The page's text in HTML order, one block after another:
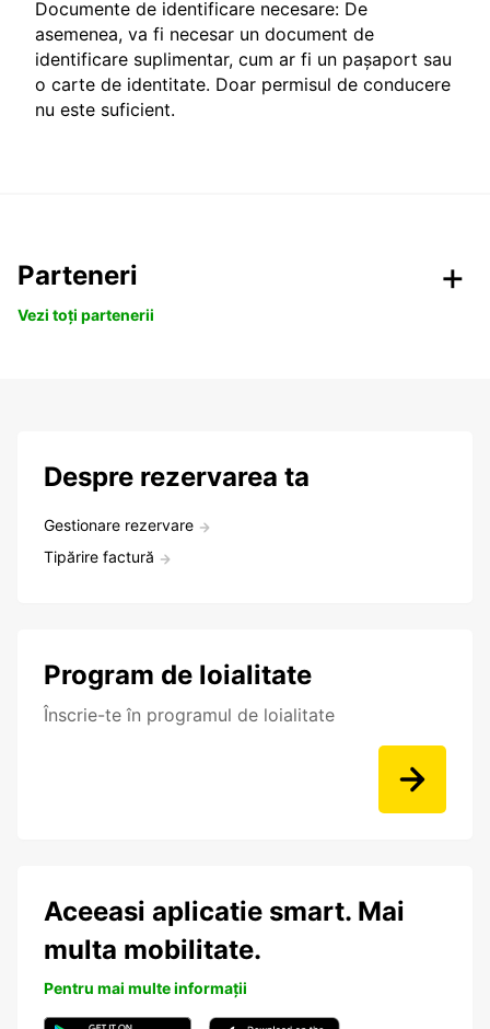
Documente de identificare necesare: De
asemenea, va fi necesar un document de
identificare suplimentar, cum ar fi un pașaport sau
o carte de identitate. Doar permisul de conducere
nu este suficient.
Parteneri
Vezi toți partenerii
Despre rezervarea ta
Gestionare rezervare
Tipărire factură
Program de loialitate
Înscrie-te în programul de loialitate
Aceeasi aplicatie smart. Mai
multa mobilitate.
Pentru mai multe informații